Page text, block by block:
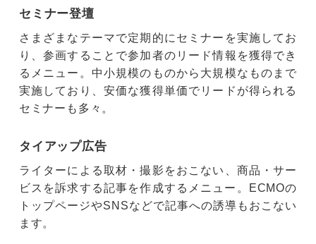
セミナー登壇
さまざまなテーマで定期的にセミナーを実施してお
り、参画することで参加者のリード情報を獲得でき
るメニュー。中小規模のものから大規模なものまで
実施しており、安価な獲得単価でリードが得られる
セミナーも多々。
タイアップ広告
ライターによる取材・撮影をおこない、商品・サー
ビスを訴求する記事を作成するメニュー。ECMOの
トップページやSNSなどで記事への誘導もおこない
ます。